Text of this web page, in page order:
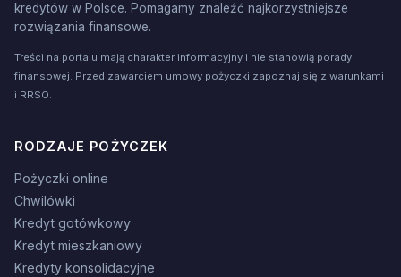
kredytów w Polsce. Pomagamy znaleźć najkorzystniejsze
rozwiązania finansowe.
Treści na portalu mają charakter informacyjny i nie stanowią porady
finansowej. Przed zawarciem umowy pożyczki zapoznaj się z warunkami
i RRSO.
RODZAJE POŻYCZEK
Pożyczki online
Chwilówki
Kredyt gotówkowy
Kredyt mieszkaniowy
Kredyty konsolidacyjne